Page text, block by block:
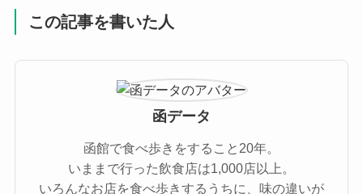
この記事を書いた人
函データ
函館で食べ歩きをすること20年。
いままで行った飲食店は1,000店以上。
いろんなお店を食べ歩きするうちに、味の違いが